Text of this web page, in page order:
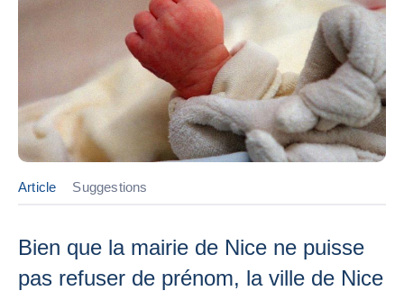
Article Suggestions
Bien que la mairie de Nice ne puisse
pas refuser de prénom, la ville de Nice